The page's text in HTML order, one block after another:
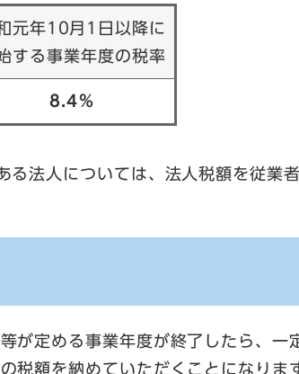
元年10月1日以降に
する事業年度の税率
8.4％
法人については、法人税額を従業
が定める事業年度が終了したら、一
税額を納めていただくことになりま